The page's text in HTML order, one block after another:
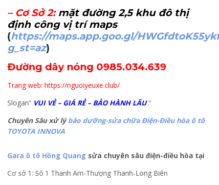
– Cơ Sở 2: mặt đường 2,5 khu đô thị
định công vị trí maps
(https://maps.app.goo.gl/
g_st=az)
Đường dây nóng 0985.034.639
Trang web: https://nguoiyeuxe.club/
Slogan” VUI VẺ – GIÁ RẺ – BẢO HÀNH LÂU “
Chuyên Sâu xử lýbảo dưỡng-sửa chữa Điện-Điều hòa ô tô
TOYOTA INNOVA
Gara ô tô Hồng Quang sửa chuyên sâu điện-điều hòa tại
Cơ sở 1: Số 1 Thanh Am-Thượng Thanh-Long Biên